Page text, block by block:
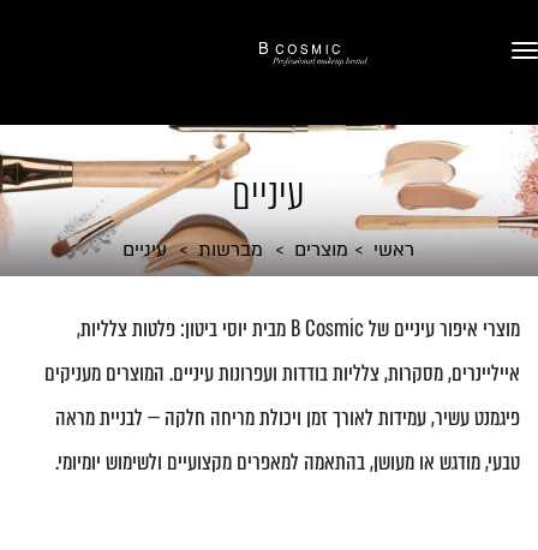
עיניים
ראשי מוצרים מברשות עיניים
מוצרי איפור עיניים של B Cosmic מבית יוסי ביטון: פלטות צלליות,
אייליינרים, מסקרות, צלליות בודדות ועפרונות עיניים. המוצרים מעניקים
פיגמנט עשיר, עמידות לאורך זמן ויכולת מריחה חלקה — לבניית מראה
טבעי, מודגש או מעושן, בהתאמה למאפרים מקצועיים ולשימוש יומיומי.